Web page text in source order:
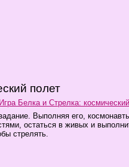
полет
Игра Белка и Стрелка:
Выполняя его,
остаться в живых и
стрелять.